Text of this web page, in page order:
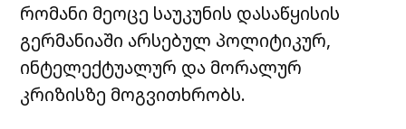
რომანი მეოცე საუკუნის დასაწყისის
გერმანიაში არსებულ პოლიტიკურ,
ინტელექტუალურ და მორალურ
კრიზისზე მოგვითხრობს.